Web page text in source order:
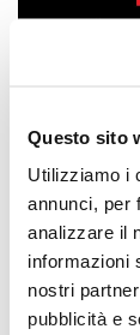
Questo sito
Utilizziamo i
annunci, per
analizzare il
informazioni
nostri
pubblicità e